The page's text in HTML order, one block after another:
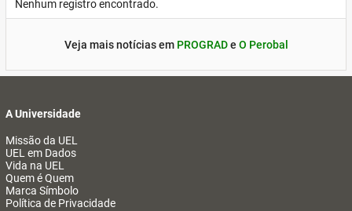
Nenhum registro encontrado.
Veja mais notícias em PROGRADe O Perobal
A Universidade
Missão da UEL
UEL em Dados
Vida na UEL
Quem é Quem
Marca Símbolo
Política de Privacidade